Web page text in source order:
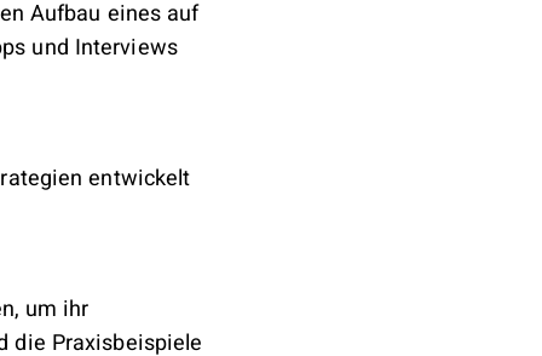
Aufbau eines auf
und Interviews
entwickelt
um ihr
die Praxisbeispiele